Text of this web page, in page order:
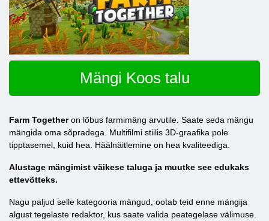
Mängi Koos talu
Farm Togetheron lõbus farmimäng arvutile. Saate seda mängu
mängida oma sõpradega. Multifilmi stiilis 3D-graafika pole
tipptasemel, kuid hea. Häälnäitlemine on hea kvaliteediga.
Alustage mängimist väikese taluga ja muutke see edukaks
ettevõtteks.
Nagu paljud selle kategooria mängud, ootab teid enne mängija
algust tegelaste redaktor, kus saate valida peategelase välimuse.